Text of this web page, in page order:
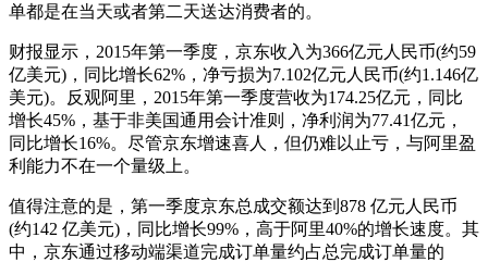
单都是在当天或者第二天送达消费者的。
财报显示，2015年第一季度，京东收入为366亿元人民币(约59
亿美元)，同比增长62%，净亏损为7.102亿元人民币(约1.146亿
美元)。反观阿里，2015年第一季度营收为174.25亿元，同比
增长45%，基于非美国通用会计准则，净利润为77.41亿元，
同比增长16%。尽管京东增速喜人，但仍难以止亏，与阿里盈
利能力不在一个量级上。
值得注意的是，第一季度京东总成交额达到878 亿元人民币
(约142 亿美元)，同比增长99%，高于阿里40%的增长速度。其
中，京东通过移动端渠道完成订单量约占总完成订单量的